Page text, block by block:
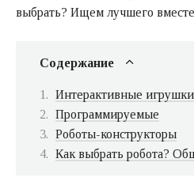
выбрать? Ищем лучшего
Содержание
Интерактивные игрушки
Программируемые
Роботы-конструкторы
Как выбрать робота?